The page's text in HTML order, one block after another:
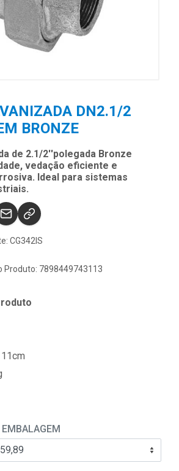
DN2.1/2
BRONZE
de 2.1/2''polegada Bronze
vedação eficiente e
Ideal para sistemas
CG342IS
Produto: 7898449743113